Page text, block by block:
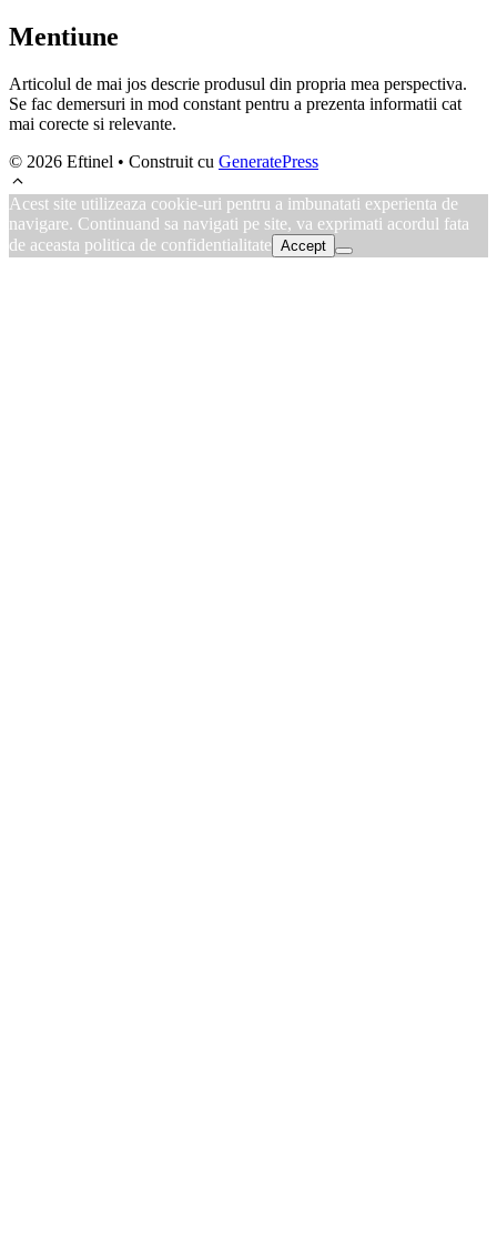
Mentiune
Articolul de mai jos descrie produsul din propria mea perspectiva.
Se fac demersuri in mod constant pentru a prezenta informatii cat
mai corecte si relevante.
© 2026 Eftinel • Construit cu GeneratePress
Acest site utilizeaza cookie-uri pentru a imbunatati experienta de
navigare. Continuand sa navigati pe site, va exprimati acordul fata
de aceasta politica de confidentialitate Accept